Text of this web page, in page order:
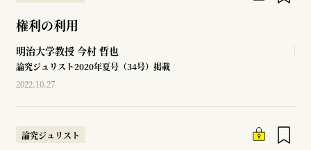
権利の利用
明治大学教授 今村 哲也
論究ジュリスト2020年夏号（34号）掲載
2022.10.27
論究ジュリスト